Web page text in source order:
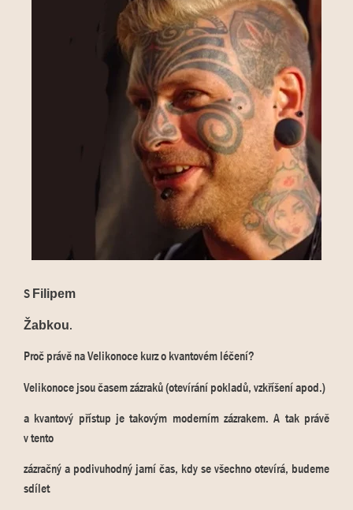
S Filipem
Žabkou.
Proč právě na Velikonoce kurz o kvantovém léčení?
Velikonoce jsou časem zázraků (otevírání pokladů, vzkříšení apod.)
a kvantový přístup je takovým moderním zázrakem. A tak právě
v tento
zázračný a podivuhodný jarní čas, kdy se všechno otevírá, budeme
sdílet